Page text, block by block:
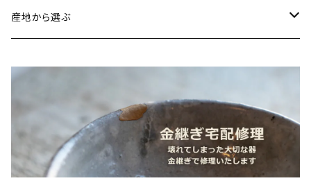
ストラップ
鯛
野菜
梅干し
麺類
パスタ
書籍・雑誌
蜜蝋ワックス
アロマストーン
産地から選ぶ
青森県